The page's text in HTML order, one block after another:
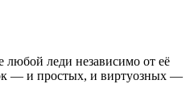
леди независимо от её
— и простых, и виртуозных —